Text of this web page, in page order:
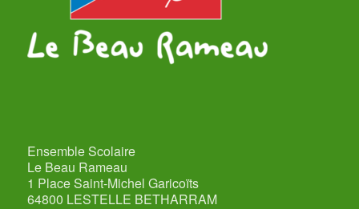
Ensemble Scolaire
Le Beau Rameau
1 Place Saint-Michel Garicoïts
64800 LESTELLE BETHARRAM